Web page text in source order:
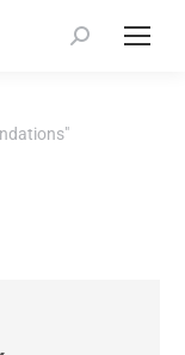
Recherche